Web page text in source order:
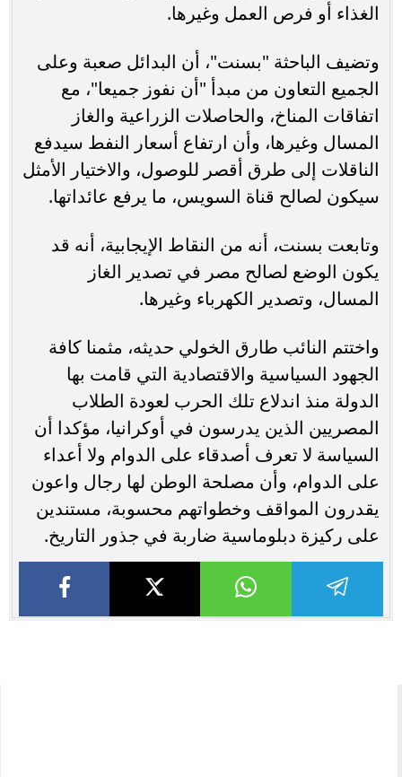
الغذاء أو فرص العمل وغيرها.
وتضيف الباحثة "بسنت"، أن البدائل صعبة وعلى
الجميع التعاون من مبدأ "أن نفوز جميعا"، مع
اتفاقات المناخ، والحاصلات الزراعية والغاز
المسال وغيرها، وأن ارتفاع أسعار النفط سيدفع
الناقلات إلى طرق أقصر للوصول، والاختيار الأمثل
سيكون لصالح قناة السويس، ما يرفع عائداتها.
وتابعت بسنت، أنه من النقاط الإيجابية، أنه قد
يكون الوضع لصالح مصر في تصدير الغاز
المسال، وتصدير الكهرباء وغيرها.
واختتم النائب طارق الخولي حديثه، مثمنا كافة
الجهود السياسية والاقتصادية التي قامت بها
الدولة منذ اندلاع تلك الحرب لعودة الطلاب
المصريين الذين يدرسون في أوكرانيا، مؤكدا أن
السياسة لا تعرف أصدقاء على الدوام ولا أعداء
على الدوام، وأن مصلحة الوطن لها رجال واعون
يقدرون المواقف وخطواتهم محسوبة، مستندين
على ركيزة دبلوماسية ضاربة في جذور التاريخ.